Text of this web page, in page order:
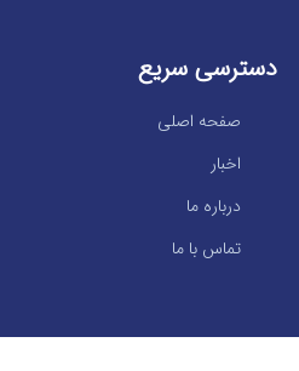
دسترسی سریع
صفحه اصلی
اخبار
درباره ما
تماس با ما